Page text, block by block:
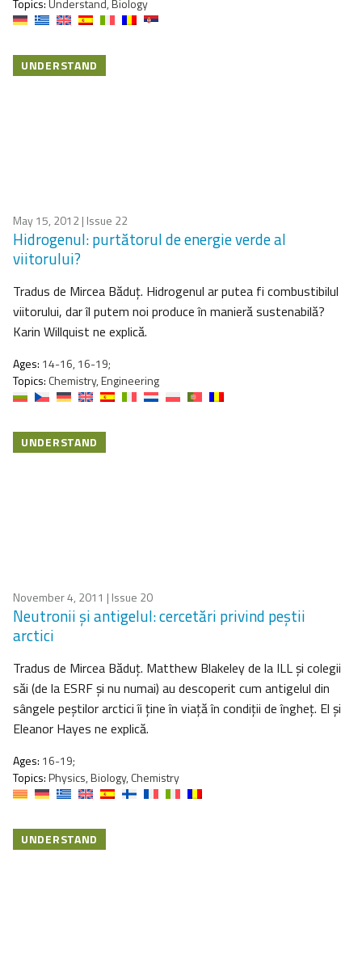
Topics:Understand, Biology
UNDERSTAND
May 15, 2012| Issue 22
Hidrogenul: purtătorul de energie verde al
viitorului?
Tradus de Mircea Băduţ. Hidrogenul ar putea fi combustibilul
viitorului, dar îl putem noi produce în manieră sustenabilă?
Karin Willquist ne explică.
Ages: 14-16, 16-19;
Topics: Chemistry, Engineering
UNDERSTAND
November 4, 2011 | Issue 20
Neutronii şi antigelul: cercetări privind peştii
arctici
Tradus de Mircea Băduţ. Matthew Blakeley de la ILL şi colegii
săi (de la ESRF şi nu numai) au descoperit cum antigelul din
sângele peştilor arctici îi ţine în viaţă în condiţii de îngheţ. El şi
Eleanor Hayes ne explică.
Ages: 16-19;
Topics:Physics, Biology, Chemistry
UNDERSTAND